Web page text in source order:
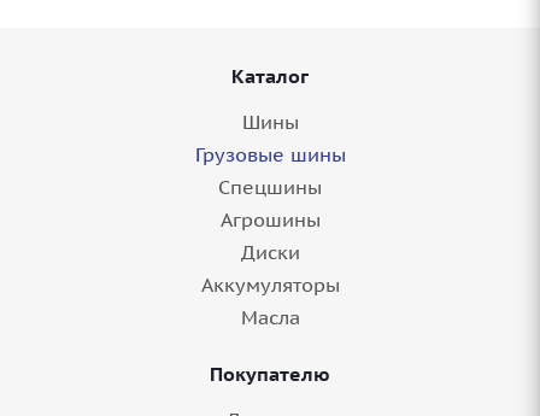
Каталог
Шины
Грузовые шины
Спецшины
Агрошины
Диски
Аккумуляторы
Масла
Покупателю